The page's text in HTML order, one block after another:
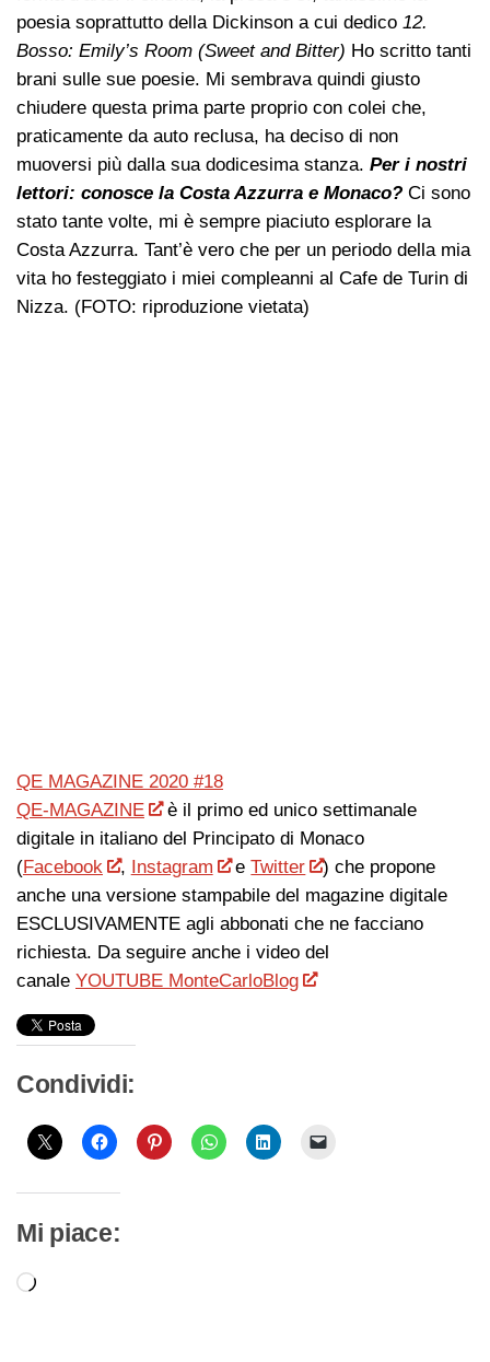
poesia soprattutto della Dickinson a cui dedico 12.
Bosso: Emily’s Room (Sweet and Bitter) Ho scritto tanti
brani sulle sue poesie. Mi sembrava quindi giusto
chiudere questa prima parte proprio con colei che,
praticamente da auto reclusa, ha deciso di non
muoversi più dalla sua dodicesima stanza. Per i nostri
lettori: conosce la Costa Azzurra e Monaco? Ci sono
stato tante volte, mi è sempre piaciuto esplorare la
Costa Azzurra. Tant’è vero che per un periodo della mia
vita ho festeggiato i miei compleanni al Cafe de Turin di
Nizza. (FOTO: riproduzione vietata)
QE MAGAZINE 2020 #18
QE-MAGAZINE
è il primo ed unico settimanale
digitale in italiano del Principato di Monaco
(Facebook , Instagram eTwitter
) che propone
anche una versione stampabile del magazine digitale
ESCLUSIVAMENTE agli abbonati che ne facciano
richiesta. Da seguire anche i video del
canale YOUTUBE MonteCarloBlog
Condividi:
Mi piace:
Caricamento